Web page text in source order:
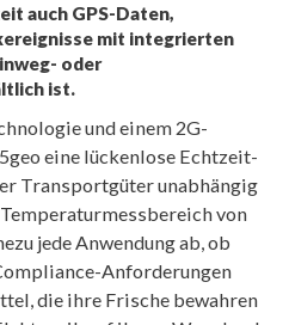
auch GPS-Daten,
mit integrierten
oder
ist.
und einem 2G-
eine lückenlose Echtzeit-
Transportgüter unabhängig
von
jede Anwendung ab, ob
Anforderungen
die ihre Frische bewahren